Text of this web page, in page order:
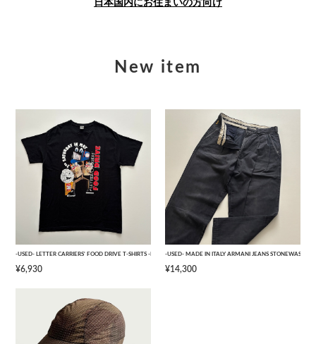
日本国内にお住まいの方向け
New item
-USED- LETTER CARRIERS' FOOD DRIVE T-SHIRTS -BLACK- [L]
¥6,930
-USED- MADE IN ITALY ARMANI JEANS
¥14,300